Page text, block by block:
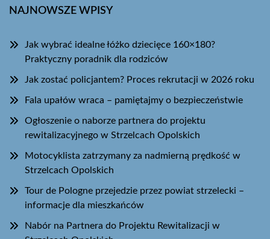
NAJNOWSZE WPISY
Jak wybrać idealne łóżko dziecięce 160×180?
Praktyczny poradnik dla rodziców
Jak zostać policjantem? Proces rekrutacji w 2026 roku
Fala upałów wraca – pamiętajmy o bezpieczeństwie
Ogłoszenie o naborze partnera do projektu
rewitalizacyjnego w Strzelcach Opolskich
Motocyklista zatrzymany za nadmierną prędkość w
Strzelcach Opolskich
Tour de Pologne przejedzie przez powiat strzelecki –
informacje dla mieszkańców
Nabór na Partnera do Projektu Rewitalizacji w